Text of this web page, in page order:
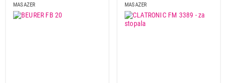
MASAZER MASAZER